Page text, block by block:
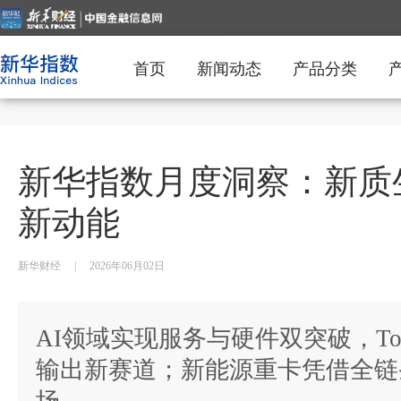
首页 新闻动态 产品分类
新华指数月度洞察：新
新动能
新华财经 2026年06月02日
AI领域实现服务与硬件双突破，
输出新赛道；新能源重卡凭借全